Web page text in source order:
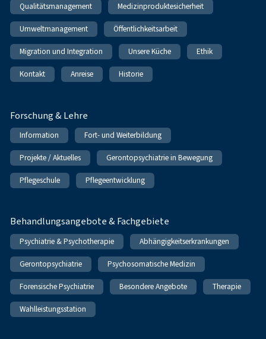
Qualitätsmanagement Medizinproduktesicherheit
Umweltmanagement Öffentlichkeitsarbeit
Migration und Integration Unsere Küche Ethik
Kontakt Anreise Historie
Forschung & Lehre
Information Fort- und Weiterbildung
Projekte / Aktuelles Gerontopsychiatrie in Bewegung
Pflegeschule Pflegeentwicklung
Behandlungsangebote & Fachgebiete
Psychiatrie & Psychotherapie Abhängigkeitserkrankungen
Gerontopsychiatrie Psychosomatische Medizin
Forensische Psychiatrie Besondere Angebote Therapie
Wahlleistungsstation